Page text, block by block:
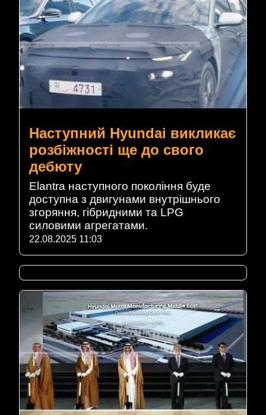
Наступний Hyundai викликає
розбіжності ще до свого
дебюту
Elantra наступного покоління буде
доступна з двигунами внутрішнього
згоряння, гібридними та LPG
силовими агрегатами.
22.08.2025 11:03